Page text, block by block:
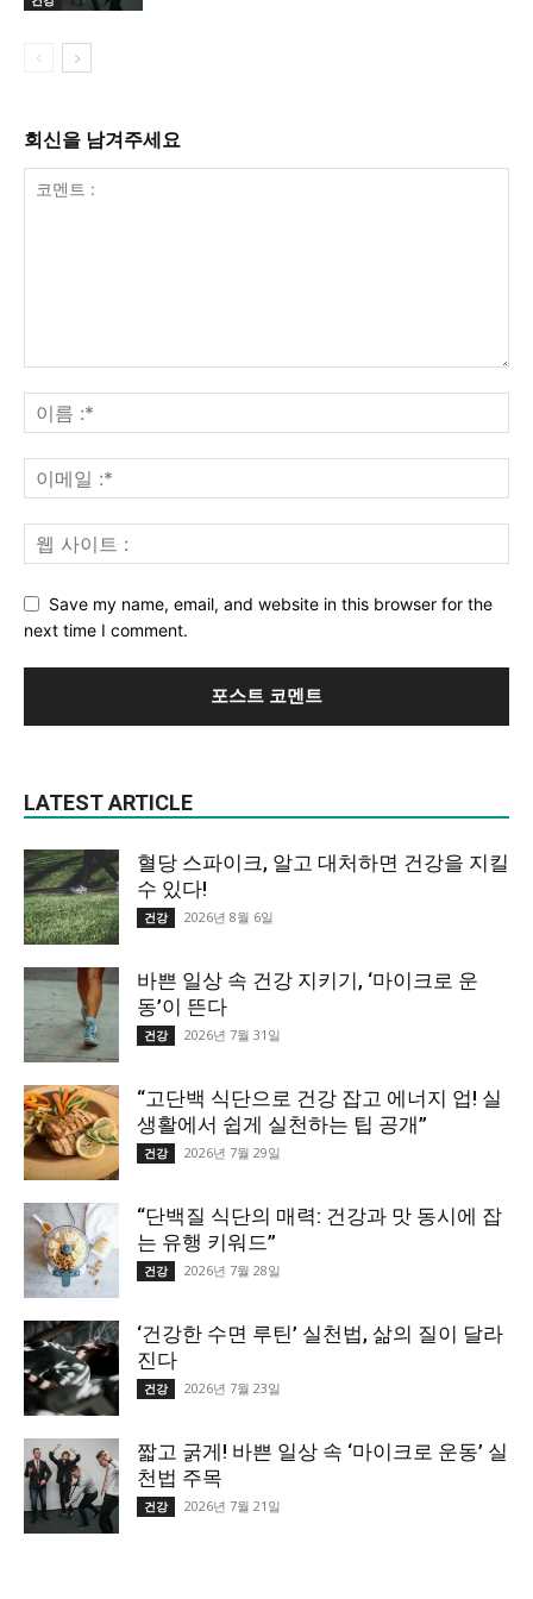
회신을 남겨주세요
Save my name, email, and website in this browser for the
next time I comment.
LATEST ARTICLE
혈당 스파이크, 알고 대처하면 건강을 지킬
수 있다!
건강 2026년 8월 6일
바쁜 일상 속 건강 지키기, ‘마이크로 운
동’이 뜬다
건강 2026년 7월 31일
“고단백 식단으로 건강 잡고 에너지 업! 실
생활에서 쉽게 실천하는 팁 공개”
건강 2026년 7월 29일
“단백질 식단의 매력: 건강과 맛 동시에 잡
는 유행 키워드”
건강 2026년 7월 28일
‘건강한 수면 루틴’ 실천법, 삶의 질이 달라
진다
건강 2026년 7월 23일
짧고 굵게! 바쁜 일상 속 ‘마이크로 운동’ 실
천법 주목
건강 2026년 7월 21일